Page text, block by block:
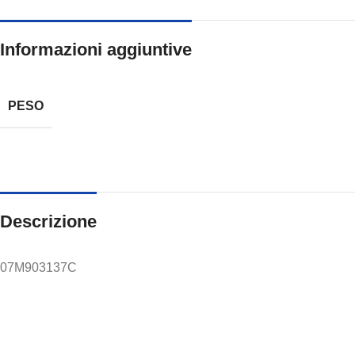
Informazioni aggiuntive
PESO
Descrizione
07M903137C